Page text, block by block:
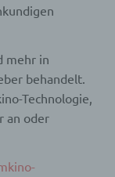
mehr in
behandelt.
Technologie,
an oder